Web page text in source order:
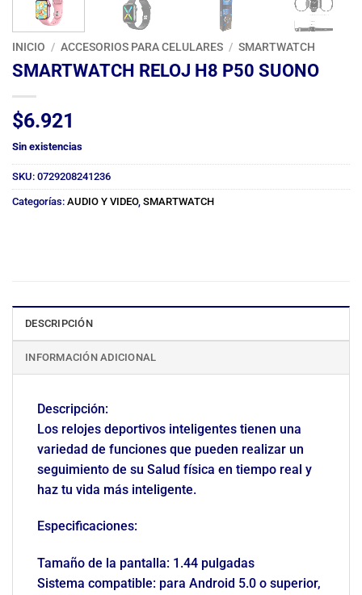
INICIO / ACCESORIOS PARA CELULARES / SMARTWATCH
SMARTWATCH RELOJ H8 P50 SUONO
$6.921
Sin existencias
SKU: 0729208241236
Categorías: AUDIO Y VIDEO, SMARTWATCH
DESCRIPCIÓN
INFORMACIÓN ADICIONAL
Descripción:
Los relojes deportivos inteligentes tienen una
variedad de funciones que pueden realizar un
seguimiento de su Salud física en tiempo real y
haz tu vida más inteligente.
Especificaciones:
Tamaño de la pantalla: 1.44 pulgadas
Sistema compatible: para Android 5.0 o superior,